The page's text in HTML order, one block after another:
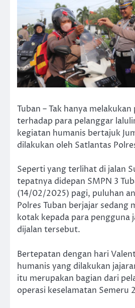
Tuban – Tak hanya
terhadap para pelanggar
kegiatan humanis bertajuk
dilakukan oleh Satlantas
Seperti yang terlihat di jalan
tepatnya didepan SMPN 3
(14/02/2025) pagi, puluhan
Polres Tuban berjajar sedang
kotak kepada para pengguna
dijalan tersebut.
Bertepatan dengan hari
humanis yang dilakukan
itu merupakan bagian dari
operasi keselamatan Semeru